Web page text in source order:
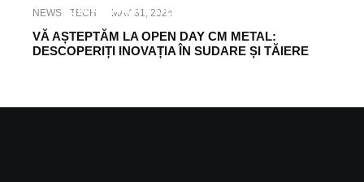
UN APARAT DE SUDARE WIG LA
ÎNDEMÂNA TUTUROR
NEWS TECH MAY 31, 2024
VĂ AȘTEPTĂM LA OPEN DAY CM METAL:
DESCOPERIȚI INOVAȚIA ÎN SUDARE ȘI TĂIERE